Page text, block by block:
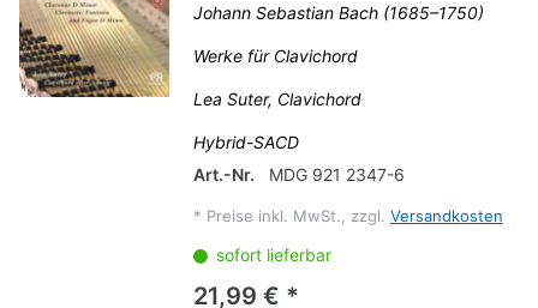
Johann Sebastian Bach (1685–1750)
Werke für Clavichord
Lea Suter, Clavichord
Hybrid-SACD
Art.-Nr.
MDG 921 2347-6
* Preise inkl. MwSt., zzgl. Versandkosten
sofort lieferbar
21,99 € *